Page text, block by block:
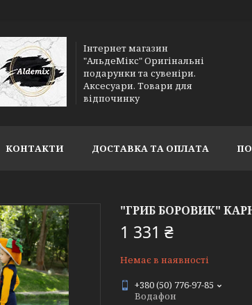
Інтернет магазин
"АльдеМікс" Оригінальні
подарунки та сувеніри.
Аксесуари. Товари для
відпочинку
КОНТАКТИ ДОСТАВКА ТА ОПЛАТА
"ГРИБ БОРОВИК"
1 331 ₴
Немає в наявності
+380 (50) 776-97-85
Водафон